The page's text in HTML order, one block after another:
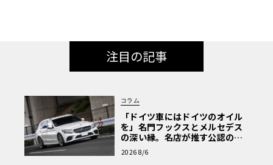
注目の記事
コラム
「ドイツ車にはドイツのオイル
を」名門フックスとメルセデス
の深い縁。名店が推す公認の安
心と、Cクラスで味わうシルキー
な走り〈PR〉
2026 8/6